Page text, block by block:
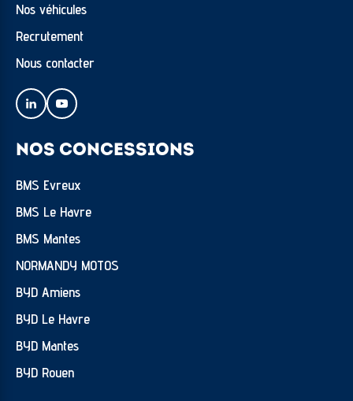
Nos véhicules
Recrutement
Nous contacter
NOS CONCESSIONS
BMS Evreux
BMS Le Havre
BMS Mantes
NORMANDY MOTOS
BYD Amiens
BYD Le Havre
BYD Mantes
BYD Rouen